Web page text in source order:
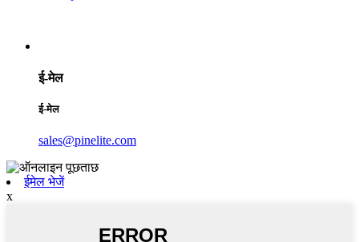
ई-मेल
ई-मेल
sales@pinelite.com
ईमेल भेजें
x